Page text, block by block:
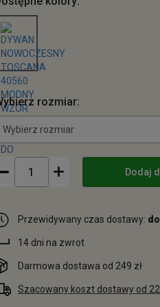
rozmiar:
Wybierz rozmiar
Dodaj
Przewidywany czas dostawy:
14 dni na zwrot
Darmowa dostawa od 249 zł
Szacowany koszt dostawy od